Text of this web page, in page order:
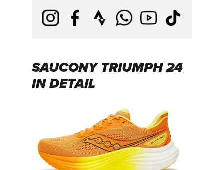
SAUCONY TRIUMPH 24
IN DETAIL